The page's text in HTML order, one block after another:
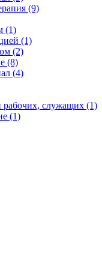
(9)
(1)
(1)
(2)
(8)
(4)
рабочих, служащих (1)
(1)